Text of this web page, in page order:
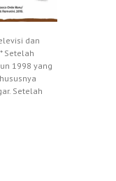
dan
Setelah
1998 yang
Setelah